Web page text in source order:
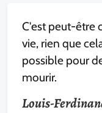
C'est peut-être
vie, rien que
possible pour
mourir.
Louis-